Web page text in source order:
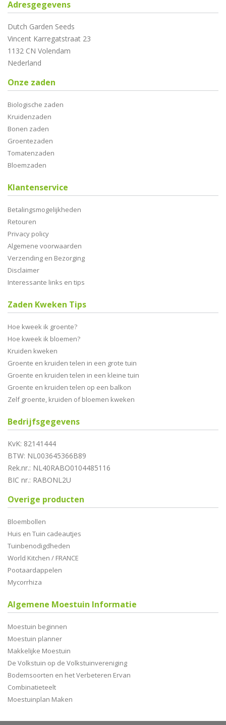
Adresgegevens
Dutch Garden Seeds
Vincent Karregatstraat 23
1132 CN Volendam
Nederland
Onze zaden
Biologische zaden
Kruidenzaden
Bonen zaden
Groentezaden
Tomatenzaden
Bloemzaden
Klantenservice
Betalingsmogelijkheden
Retouren
Privacy policy
Algemene voorwaarden
Verzending en Bezorging
Disclaimer
Interessante links en tips
Zaden Kweken Tips
Hoe kweek ik groente?
Hoe kweek ik bloemen?
Kruiden kweken
Groente en kruiden telen in een grote tuin
Groente en kruiden telen in een kleine tuin
Groente en kruiden telen op een balkon
Zelf groente, kruiden of bloemen kweken
Bedrijfsgegevens
KvK: 82141444
BTW: NL003645366B89
Rek.nr.: NL40RABO0104485116
BIC nr.: RABONL2U
Overige producten
Bloembollen
Huis en Tuin cadeautjes
Tuinbenodigdheden
World Kitchen / FRANCE
Pootaardappelen
Mycorrhiza
Algemene Moestuin Informatie
Moestuin beginnen
Moestuin planner
Makkelijke Moestuin
De Volkstuin op de Volkstuinvereniging
Bodemsoorten en het Verbeteren Ervan
Combinatieteelt
Moestuinplan Maken